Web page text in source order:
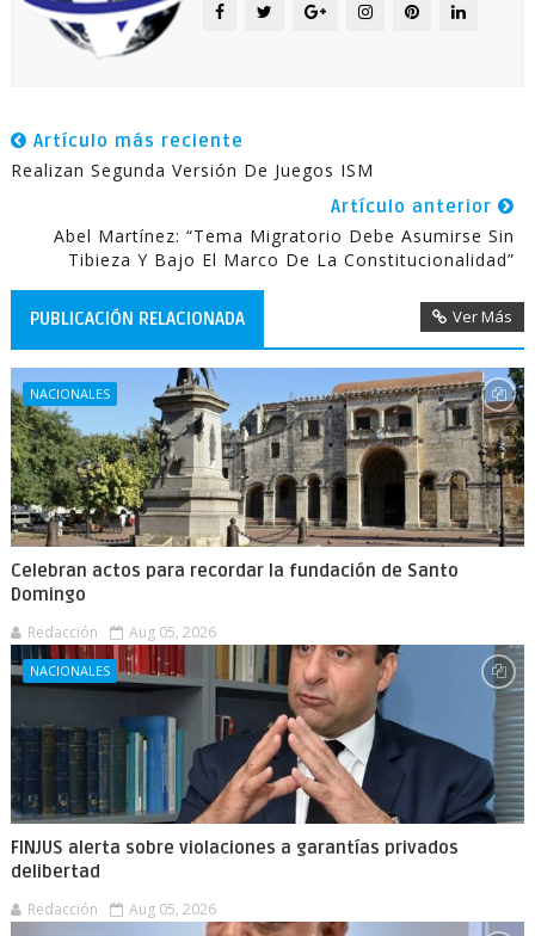
Artículo más reciente
Realizan Segunda Versión De Juegos ISM
Artículo anterior
Abel Martínez: “tema Migratorio Debe Asumirse Sin
Tibieza Y Bajo El Marco De La Constitucionalidad”
PUBLICACIÓN RELACIONADA Ver Más
NACIONALES
Celebran actos para recordar la fundación de Santo
Domingo
Redacción Aug 05, 2026
NACIONALES
FINJUS alerta sobre violaciones a garantías privados
delibertad
Redacción Aug 05, 2026